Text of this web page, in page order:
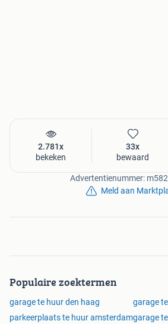
2.781x
bekeken
33x
bewaard
Advertentienummer:
Meld aan
Populaire zoektermen
garage te huur den haag
garage
parkeerplaats te huur amsterdamgarage